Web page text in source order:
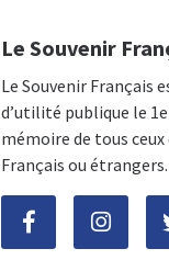
Le Souvenir
Le Souvenir Français
d’utilité publique le
mémoire de tous
Français ou étrangers.